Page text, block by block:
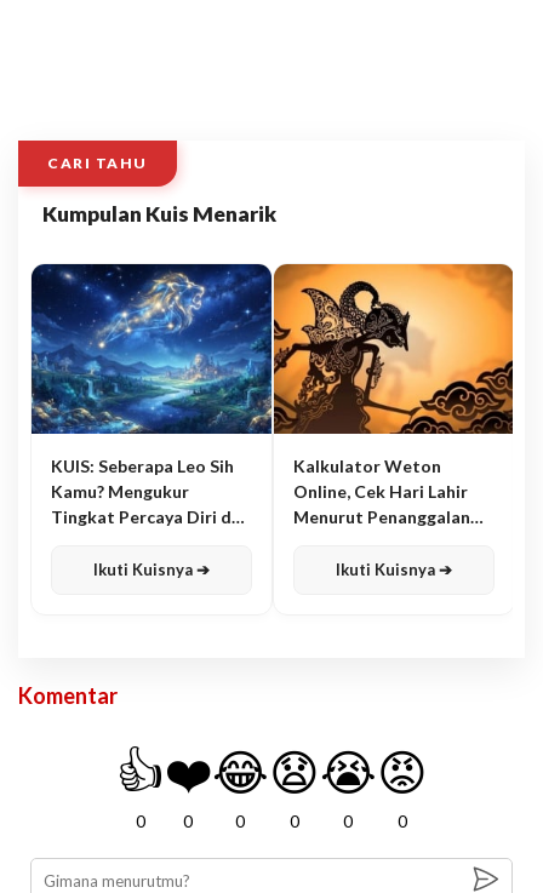
CARI TAHU
Kumpulan Kuis Menarik
KUIS: Seberapa Leo Sih
Kamu? Mengukur
Tingkat Percaya Diri dan
Ikuti Kuisnya ➔
Kalkulator Weton
Online, Cek Hari Lahir
Menurut Penanggalan
Ikuti Kuisnya ➔
Komentar
👍
0
❤️
0
😂
0
😧
0
😭
0
😡
0